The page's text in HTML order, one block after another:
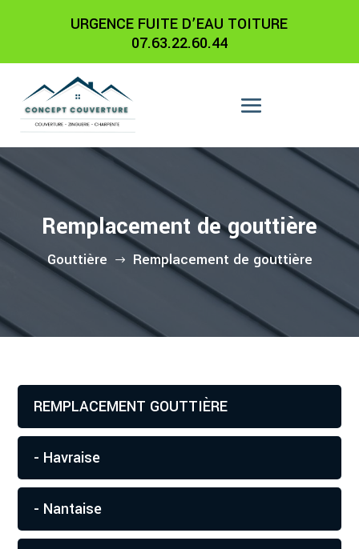
URGENCE FUITE D’EAU TOITURE
07.63.22.60.44
Remplacement de gouttière
Gouttière $ Remplacement de gouttière
REMPLACEMENT GOUTTIÈRE
- Havraise
- Nantaise